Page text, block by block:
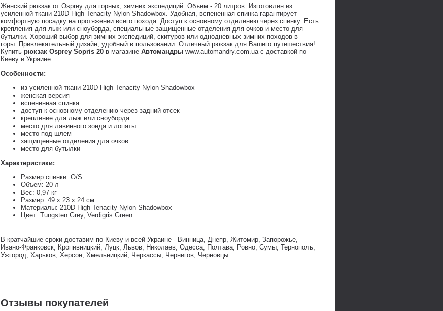
Женский рюкзак от Osprey для горных, зимних экспедиций. Объем - 20 литров. Изготовлен из
усиленной ткани 210D High Tenacity Nylon Shadowbox. Удобная, вспененная спинка гарантирует
комфортную посадку на протяжении всего похода. Доступ к основному отделению через спинку. Есть
крепления для лыж или сноуборда, специальные защищенные отделения для очков и место для
бутылки. Хороший выбор для зимних экспедиций, скитуров или однодневных зимних походов в
горы. Привлекательный дизайн, удобный в пользовании. Отличный рюкзак для Вашего путешествия!
Купить рюкзак Osprey Sopris 20 в магазине Автомандры www.automandry.com.ua с доставкой по
Киеву и Украине.
Особенности:
из усиленной ткани 210D High Tenacity Nylon Shadowbox
женская версия
вспененная спинка
доступ к основному отделению через задний отсек
крепление для лыж или сноуборда
место для лавинного зонда и лопаты
место под шлем
защищенные отделения для очков
место для бутылки
Характеристики:
Размер спинки: O/S
Объем: 20 л
Вес: 0,97 кг
Размер: 49 x 23 x 24 см
Материалы: 210D High Tenacity Nylon Shadowbox
Цвет: Tungsten Grey, Verdigris Green
В кратчайшие сроки доставим по Киеву и всей Украине - Винница, Днепр, Житомир, Запорожье,
Ивано-Франковск, Кропивницкий, Луцк, Львов, Николаев, Одесса, Полтава, Ровно, Сумы, Тернополь,
Ужгород, Харьков, Херсон, Хмельницкий, Черкассы, Чернигов, Черновцы.
Отзывы покупателей